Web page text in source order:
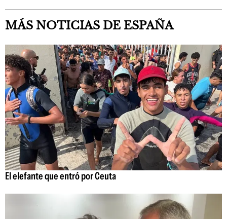
MÁS NOTICIAS DE ESPAÑA
El elefante que entró por Ceuta